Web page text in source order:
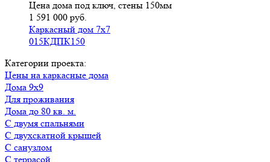
Цена дома под ключ, стены 150мм
1 591 000 руб.
Каркасный дом 7х7
015КДПК150
Категории проекта:
Цены на каркасные дома
Дома 9х9
для проживания
Дома до 80 кв. м.
с двумя спальнями
с двухскатной крышей
с санузлом
с террасой